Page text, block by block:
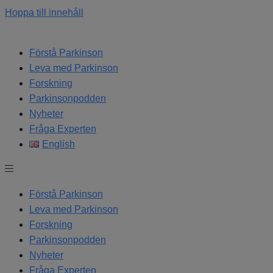
Hoppa till innehåll
Förstå Parkinson
Leva med Parkinson
Forskning
Parkinsonpodden
Nyheter
Fråga Experten
English
Förstå Parkinson
Leva med Parkinson
Forskning
Parkinsonpodden
Nyheter
Fråga Experten